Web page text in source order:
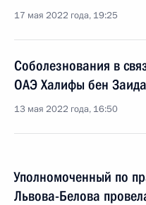
17 мая 2022 года, 19:25
Соболезнования в
ОАЭ Халифы бен
13 мая 2022 года, 16:50
Уполномоченный по
Львова-Белова